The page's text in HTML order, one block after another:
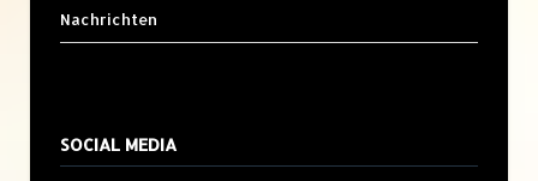
Nachrichten
SOCIAL MEDIA